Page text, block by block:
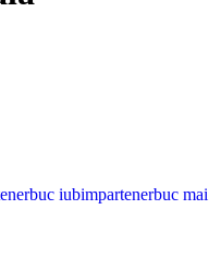
iubimpartenerbuc mai